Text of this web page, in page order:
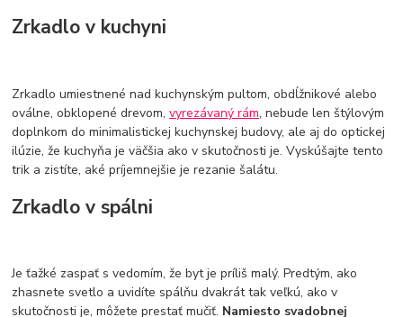
Zrkadlo v kuchyni
Zrkadlo umiestnené nad kuchynským pultom, obdĺžnikové alebo
oválne, obklopené drevom,vyrezávaný rám, nebude len štýlovým
doplnkom do minimalistickej kuchynskej budovy, ale aj do optickej
ilúzie, že kuchyňa je väčšia ako v skutočnosti je. Vyskúšajte tento
trik a zistíte, aké príjemnejšie je rezanie šalátu.
Zrkadlo v spálni
Je ťažké zaspať s vedomím, že byt je príliš malý. Predtým, ako
zhasnete svetlo a uvidíte spálňu dvakrát tak veľkú, ako v
skutočnosti je, môžete prestať mučiť. Namiesto svadobnej